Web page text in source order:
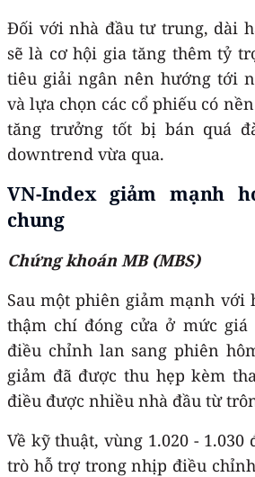
Đối với nhà đầu tư trung, dài
sẽ là cơ hội gia tăng thêm tỷ
tiêu giải ngân nên hướng tới
và lựa chọn các cổ phiếu có
tăng trưởng tốt bị bán quá
downtrend vừa qua.
VN-Index giảm mạnh
chung
Chứng khoán MB (MBS)
Sau một phiên giảm mạnh với
thậm chí đóng cửa ở mức
điều chỉnh lan sang phiên
giảm đã được thu hẹp kèm
điều được nhiều nhà đầu từ
Về kỹ thuật, vùng 1.020 - 1.030
trò hỗ trợ trong nhịp điều